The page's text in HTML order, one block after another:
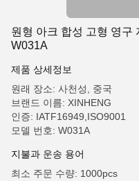
원형 아크 합성 고형 영구
W031A
제품 상세정보
원래 장소: 사천성, 중국
브랜드 이름: XINHENG
인증: IATF16949,ISO9001
모델 번호: W031A
지불과 운송 용어
최소 주문 수량: 1000pcs